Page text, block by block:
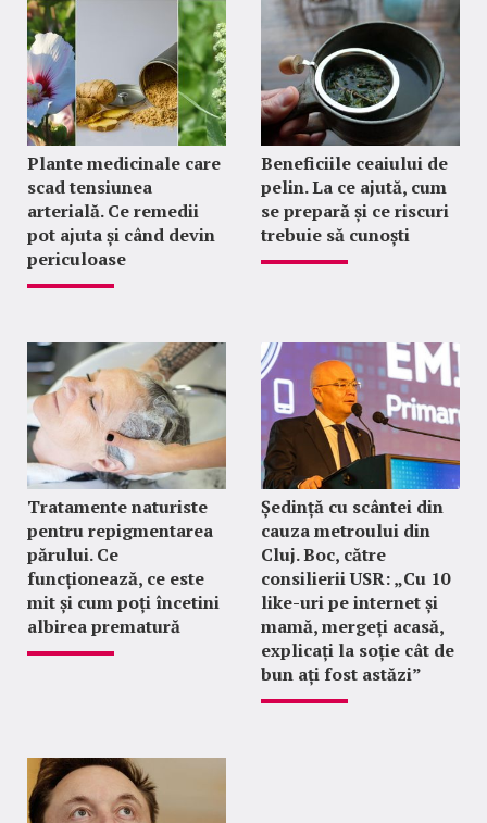
Plante medicinale care
scad tensiunea
arterială. Ce remedii
pot ajuta și când devin
periculoase
Beneficiile ceaiului de
pelin. La ce ajută, cum
se prepară și ce riscuri
trebuie să cunoști
Tratamente naturiste
pentru repigmentarea
părului. Ce
funcționează, ce este
mit și cum poți încetini
albirea prematură
Ședință cu scântei din
cauza metroului din
Cluj. Boc, către
consilierii USR: „Cu 10
like-uri pe internet și
mamă, mergeți acasă,
explicați la soție cât de
bun ați fost astăzi”